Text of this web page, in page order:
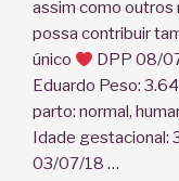
assim como outros
possa contribuir
único
DPP 08/
Eduardo Peso:
parto: normal,
Idade gestacional:
03/07/18 …